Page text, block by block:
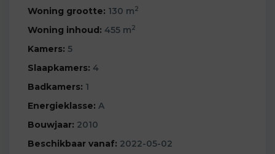
Woning grootte: 130 m2
Woning inhoud: 455 m2
Kamers: 5
Slaapkamers: 4
Badkamers: 1
Energieklasse: A
Bouwjaar: 2010
Beschikbaar vanaf: 2022-05-02